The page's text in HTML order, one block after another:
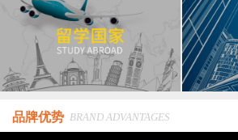
品牌优势 BRAND ADVANTAGES